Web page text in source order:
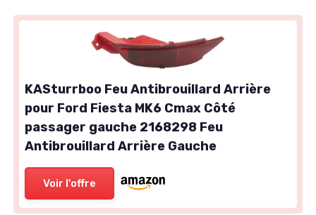
KASturrboo Feu Antibrouillard Arrière
pour Ford Fiesta MK6 Cmax Côté
passager gauche 2168298 Feu
Antibrouillard Arrière Gauche
Voir l'offre